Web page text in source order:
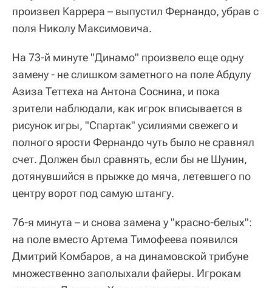
произвел Каррера – выпустил Фернандо, убрав с
поля Николу Максимовича.
На 73-й минуте "Динамо" произвело еще одну
замену - не слишком заметного на поле Абдулу
Азиза Теттеха на Антона Соснина, и пока
зрители наблюдали, как игрок вписывается в
рисунок игры, "Спартак" усилиями свежего и
полного ярости Фернандо чуть было не сравнял
счет. Должен был сравнять, если бы не Шунин,
дотянувшийся в прыжке до мяча, летевшего по
центру ворот под самую штангу.
76-я минута – и снова замена у "красно-белых":
на поле вместо Артема Тимофеева появился
Дмитрий Комбаров, а на динамовской трибуне
множественно заполыхали файеры. Игрокам